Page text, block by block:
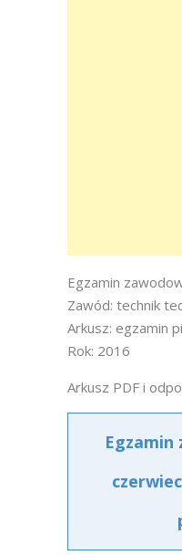
Egzamin
Zawód: technik
Arkusz: egzamin
Rok: 2016
Arkusz PDF i
Egzamin